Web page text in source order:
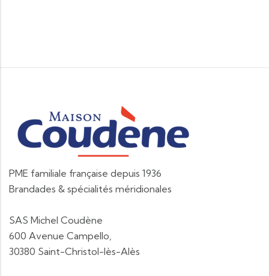
PME familiale française depuis 1936
Brandades & spécialités méridionales
SAS Michel Coudène
600 Avenue Campello,
30380 Saint-Christol-lès-Alès